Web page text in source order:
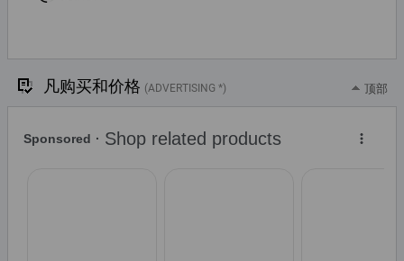
凡购买和价格 (ADVERTISING *) 顶部